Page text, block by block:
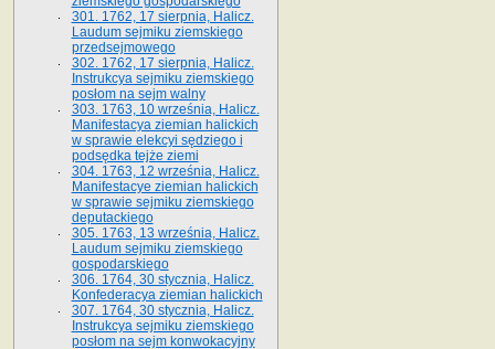
301. 1762, 17 sierpnia, Halicz.
Laudum sejmiku ziemskiego
przedsejmowego
302. 1762, 17 sierpnia, Halicz.
Instrukcya sejmiku ziemskiego
posłom na sejm walny
303. 1763, 10 września, Halicz.
Manifestacya ziemian halickich
w sprawie elekcyi sędziego i
podsędka tejże ziemi
304. 1763, 12 września, Halicz.
Manifestacye ziemian halickich
w sprawie sejmiku ziemskiego
deputackiego
305. 1763, 13 września, Halicz.
Laudum sejmiku ziemskiego
gospodarskiego
306. 1764, 30 stycznia, Halicz.
Konfederacya ziemian halickich
307. 1764, 30 stycznia, Halicz.
Instrukcya sejmiku ziemskiego
posłom na sejm konwokacyjny